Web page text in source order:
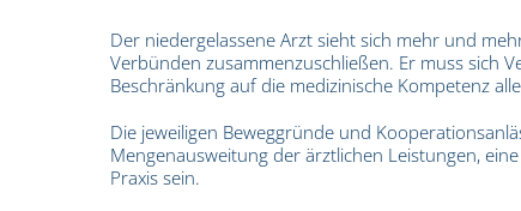
Der niedergelassene Arzt sieht sich mehr und
Verbünden zusammenzuschließen. Er muss sich
Beschränkung auf die medizinische Kompetenz
Die jeweiligen Beweggründe und
Mengenausweitung der ärztlichen Leistungen,
Praxis sein.